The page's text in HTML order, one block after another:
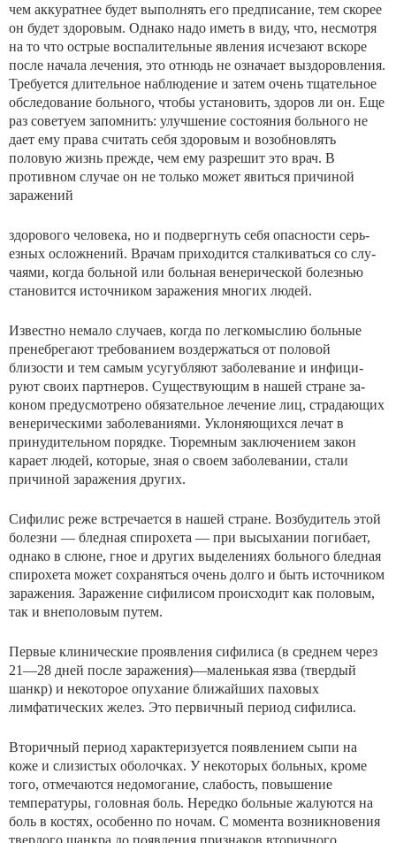
чем аккуратнее будет выполнять его предпи­сание, тем скорее
он будет здоровым. Однако надо иметь в виду, что, несмотря
на то что острые воспалительные явления исчезают вскоре
после начала лечения, это от­нюдь не означает выздоровления.
Требуется длительное наблюдение и затем очень тщательное
обследование боль­ного, чтобы установить, здоров ли он. Еще
раз советуем запомнить: улучшение состояния больного не
дает ему права считать себя здоровым и возобновлять
половую жизнь прежде, чем ему разрешит это врач. В
противном случае он не только может явиться причиной
заражений
здорового человека, но и подвергнуть себя опасности серь­
езных осложнений. Врачам приходится сталкиваться со слу­
чаями, когда больной или больная венерической болезнью
становится источником заражения многих людей.
Известно немало случаев, когда по легкомыслию боль­ные
пренебрегают требованием воздержаться от половой
близости и тем самым усугубляют заболевание и инфици­
руют своих партнеров. Существующим в нашей стране за­
коном предусмотрено обязательное лечение лиц, страдаю­щих
венерическими заболеваниями. Уклоняющихся лечат в
принудительном порядке. Тюремным заключением закон
карает людей, которые, зная о своем заболевании, стали
причиной заражения других.
Сифилис реже встречается в нашей стране. Возбуди­тель этой
болезни — бледная спирохета — при высыхании погибает,
однако в слюне, гное и других выделениях боль­ного бледная
спирохета может сохраняться очень долго и быть источником
заражения. Заражение сифилисом проис­ходит как половым,
так и внеполовым путем.
Первые клинические проявления сифилиса (в среднем через
21—28 дней после заражения)—маленькая язва (твердый
шанкр) и некоторое опухание ближайших па­ховых
лимфатических желез. Это первичный период сифи­лиса.
Вторичный период характеризуется появлением сыпи на
коже и слизистых оболочках. У некоторых больных, кроме
того, отмечаются недомогание, слабость, повышение
температуры, головная боль. Нередко больные жалуются на
боль в костях, особенно по ночам. С момента возникно­вения